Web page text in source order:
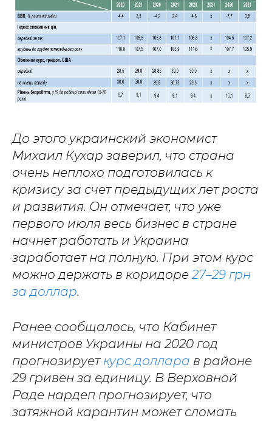
До этого украинский экономист
Михаил Кухар заверил, что страна
очень неплохо подготовилась к
кризису за счет предыдущих лет роста
и развития. Он отмечает, что уже
первого июля весь бизнес в стране
начнет работать и Украина
заработает на полную. При этом курс
можно держать в коридоре27–29 грн
за доллар.
Ранее сообщалось, что Кабинет
министров Украины на 2020 год
прогнозирует курс доллара в районе
29 гривен за единицу. В Верховной
Раде нардеп прогнозирует, что
затяжной карантин может сломать